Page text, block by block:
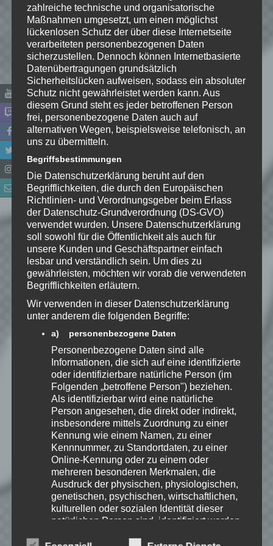
Name*
E-Mail-Adresse*
Website
*Ich habe die
Datenschutzerklärung
Kenntnis genommen. Ich stimme
zu, dass meine Angaben dauerhaft
gespeichert werden.
Benachrichtige mich über
nachfolgende Kommentare via E-
Mail.
Benachrichtige mich über neue
Beiträge via E-Mail.
Speedy
Ich spiele leidenschaftlich
gerne Strategie, Aufbau und
Puzzle-Spiele. Als Gründer
von Kellerkind.org biete ich
Berichte zu meinen Spiele-Favoriten und
Tutorials zu Themen rund um Web-
Entwicklung.
Erfahre mehr über Speedy auf:
zahlreiche technische und organisatorische
Maßnahmen umgesetzt, um einen möglichst
lückenlosen Schutz der über diese Internetseite
verarbeiteten personenbezogenen Daten
sicherzustellen. Dennoch können Internetbasierte
Datenübertragungen grundsätzlich
Sicherheitslücken aufweisen, sodass ein absoluter
Schutz nicht gewährleistet werden kann. Aus
diesem Grund steht es jeder betroffenen Person
frei, personenbezogene Daten auch auf
alternativen Wegen, beispielsweise telefonisch, an
uns zu übermitteln.
Begriffsbestimmungen
Die Datenschutzerklärung beruht auf den
Begrifflichkeiten, die durch den Europäischen
Richtlinien- und Verordnungsgeber beim Erlass
der Datenschutz-Grundverordnung (DS-GVO)
verwendet wurden. Unsere Datenschutzerklärung
soll sowohl für die Öffentlichkeit als auch für
unsere Kunden und Geschäftspartner einfach
lesbar und verständlich sein. Um dies zu
gewährleisten, möchten wir vorab die verwendeten
Begrifflichkeiten erläutern.
Wir verwenden in dieser Datenschutzerklärung
unter anderem die folgenden Begriffe:
a) personenbezogene Daten
Personenbezogene Daten sind alle
Informationen, die sich auf eine identifizierte
oder identifizierbare natürliche Person (im
Folgenden „betroffene Person") beziehen.
Als identifizierbar wird eine natürliche
Person angesehen, die direkt oder indirekt,
insbesondere mittels Zuordnung zu einer
Kennung wie einem Namen, zu einer
Kennnummer, zu Standortdaten, zu einer
Online-Kennung oder zu einem oder
mehreren besonderen Merkmalen, die
Ausdruck der physischen, physiologischen,
genetischen, psychischen, wirtschaftlichen,
kulturellen oder sozialen Identität dieser
natürlichen Person sind, identifiziert werden